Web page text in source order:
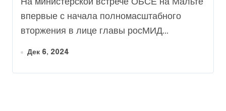
саммите ОБСЕ
На министерской встрече ОБСЕ на Мальте
впервые с начала полномасштабного
вторжения в лице главы росМИД...
Дек 6, 2024